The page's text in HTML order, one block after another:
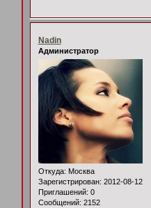
Nadin
Администратор
Откуда: Москва
Зарегистрирован: 2012-08-12
Приглашений: 0
Сообщений: 2152